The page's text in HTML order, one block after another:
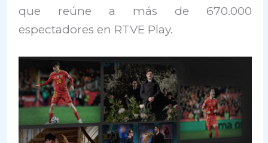
que reúne a más de 670.000
espectadores en RTVE Play.